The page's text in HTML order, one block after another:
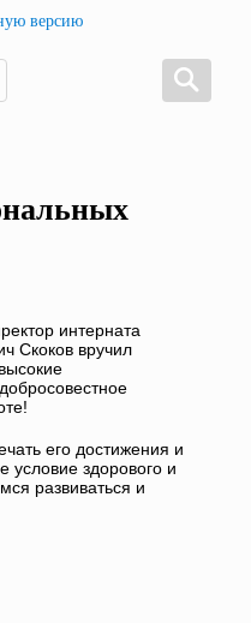
версию
интерната
Скоков вручил
его достижения и
условие здорового и
развиваться и